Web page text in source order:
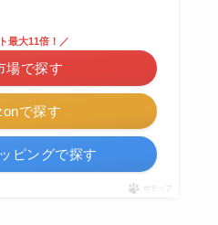
で探す
最大11倍！／
場で探す
ピングで探す
ポチップ